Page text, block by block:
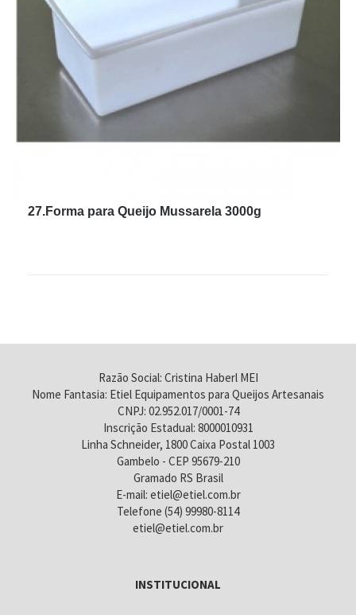
27.Forma para Queijo Mussarela 3000g
Razão Social: Cristina Haberl MEI
Nome Fantasia: Etiel Equipamentos para Queijos Artesanais
CNPJ: 02.952.017/0001-74
Inscrição Estadual: 8000010931
Linha Schneider, 1800 Caixa Postal 1003
Gambelo - CEP 95679-210
Gramado RS Brasil
E-mail: etiel@etiel.com.br
Telefone (54) 99980-8114
etiel@etiel.com.br
INSTITUCIONAL